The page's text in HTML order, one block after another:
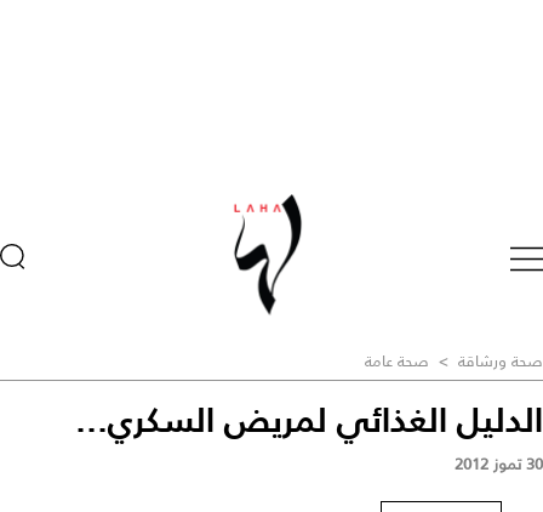
صحة ورشاقة > صحة عامة
الدليل الغذائي لمريض السكري...
30 تموز 2012